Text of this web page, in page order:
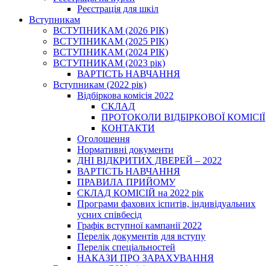
Реєстрація для шкіл
Вступникам
ВСТУПНИКАМ (2026 РІК)
ВСТУПНИКАМ (2025 РІК)
ВСТУПНИКАМ (2024 РІК)
ВСТУПНИКАМ (2023 рік)
ВАРТІСТЬ НАВЧАННЯ
Вступникам (2022 рік)
Відбіркова комісія 2022
СКЛАД
ПРОТОКОЛИ ВІДБІРКОВОЇ КОМІСІЇ
КОНТАКТИ
Оголошення
Нормативні документи
ДНІ ВІДКРИТИХ ДВЕРЕЙ – 2022
ВАРТІСТЬ НАВЧАННЯ
ПРАВИЛА ПРИЙОМУ
СКЛАД КОМІСІЙ на 2022 рік
Програми фахових іспитів, індивідуальних
усних співбесід
Графік вступної кампанії 2022
Перелік документів для вступу
Перелік спеціальностей
НАКАЗИ ПРО ЗАРАХУВАННЯ